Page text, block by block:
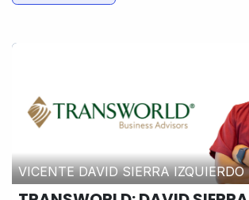
VICENTE DAVID SIERRA IZQUIERDO